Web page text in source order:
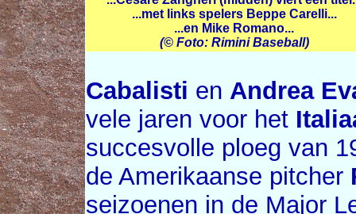
...met links spelers Beppe Carelli...
...en Mike Romano...
(© Foto: Rimini Baseball)
Cabalisti en Andrea
vele jaren voor het
succesvolle ploeg van
de Amerikaanse pitcher
seizoenen in de Major